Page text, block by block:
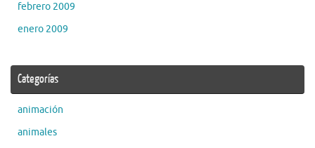
febrero 2009
enero 2009
Categorías
animación
animales